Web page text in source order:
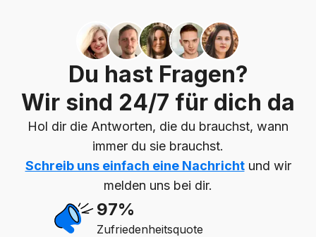
Du hast Fragen?
Wir sind 24/7 für dich da
Hol dir die Antworten, die du brauchst, wann
immer du sie brauchst.
Schreib uns einfach eine Nachrichtund wir
melden uns bei dir.
97%
Zufriedenheitsquote